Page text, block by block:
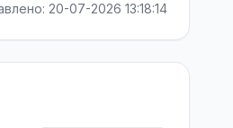
20-07-2026 13:18:14